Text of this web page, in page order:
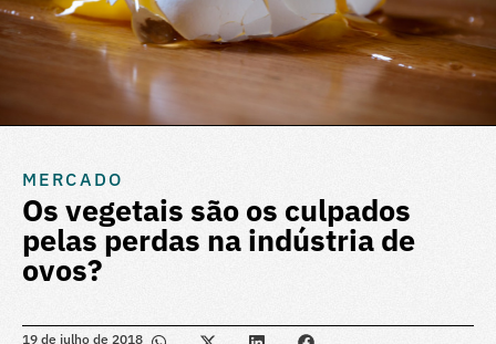
MERCADO
Os vegetais são os culpados
pelas perdas na indústria de
ovos?
19 de julho de 2018